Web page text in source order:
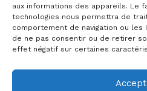
aux informations des appareils. Le
technologies nous permettra de
comportement de navigation ou les
de ne pas consentir ou de retirer
effet négatif sur certaines